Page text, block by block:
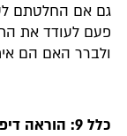
גם אם החלטתם
פעם לעודד את
ולברר האם הם
כלל 9: הוראה דיפרנציאלית